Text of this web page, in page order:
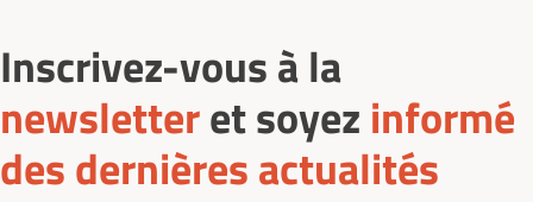
comparez les prestations, l’environnement et le tarif
réel (loyer + services + charges incluses).
Inscrivez-vous à la
newsletteret soyez informé
des dernières actualités